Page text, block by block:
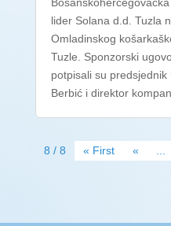
lider Solana d.d. Tuzla
Omladinskog
Tuzle. Sponzorski
potpisali su predsjednik
Berbić i direktor
8 / 8 « First « ...